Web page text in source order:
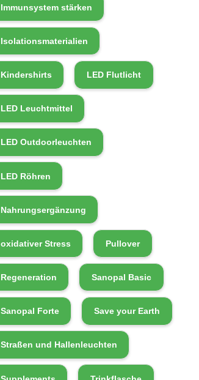
Immunsystem stärken
Isolationsmaterialien
Kindershirts LED Flutlicht
LED Leuchtmittel
LED Outdoorleuchten
LED Röhren
Nahrungsergänzung
oxidativer Stress Pullover
Regeneration Sanopal Basic
Sanopal Forte Save your Earth
Straßen und Hallenleuchten